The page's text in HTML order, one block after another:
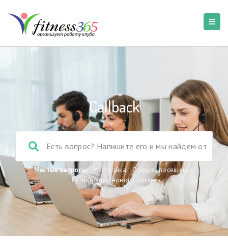
Callback
Частые запросы: Настройка, Открыть посещение
Регистрация нового клиента